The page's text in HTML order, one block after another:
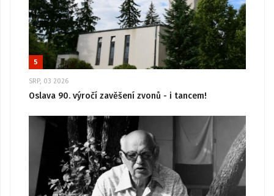
5
SRP, 03 2026
Oslava 90. výročí zavěšení zvonů - i tancem!